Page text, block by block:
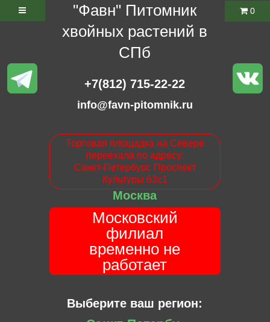
"Фавн" Питомник
хвойных растений в
СПб
+7(812) 715-22-22
info@favn-pitomnik.ru
Торговая площадка на Севере
переехала по адресу:
Санкт-Петербург. Проспект
Культуры 63с1
Москва
Московский
филиал
временно не
работает
Выберите ваш регион:
0